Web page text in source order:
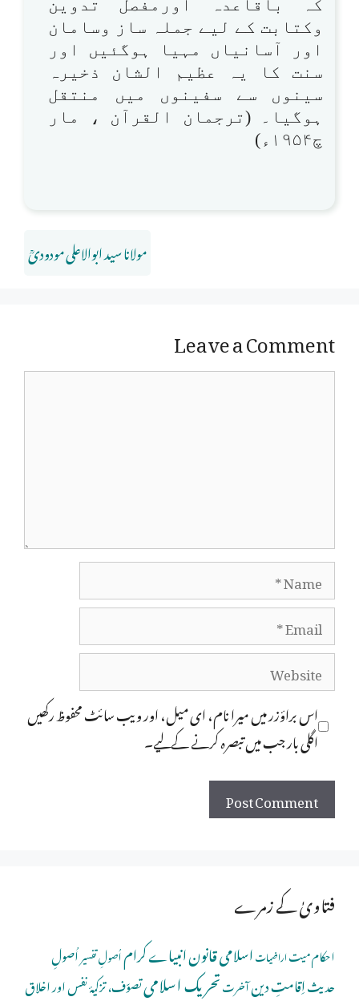
کہ باقاعدہ اورمفصل تدوین
وکتابت کے لیے جملہ ساز وسامان
اور آسانیاں مہیا ہوگئیں اور
سنت کا یہ عظیم الشان ذخیرہ
سینوں سے سفینوں میں منتقل
ہوگیا۔ (ترجمان القرآن ، مار
چ۱۹۵۴ء)
مولانا سید ابوالاعلی مودودیؒ
Leave a Comment
Name
Email
Website
اس براؤزر میں میرا نام، ای میل، اور ویب سائٹ محفوظ رکھیں
اگلی بار جب میں تبصرہ کرنے کےلیے۔
فتاویٰ کے زمرے
احکام میتاراضیاتاسلامی قانونانبیاے کراماُصولِ تفسیراُصولِ
حدیثاِقامتِ دینآخرتتحریک اسلامیتصوّف، تزکیۂ نفس اور اخلاق